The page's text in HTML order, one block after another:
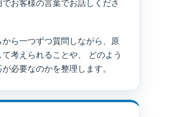
でお客様の言葉でお話しくださ
から一つずつ質問しながら、原
て考えられることや、 どのよう
必要なのかを整理します。